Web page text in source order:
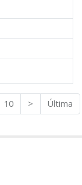
10 > Última